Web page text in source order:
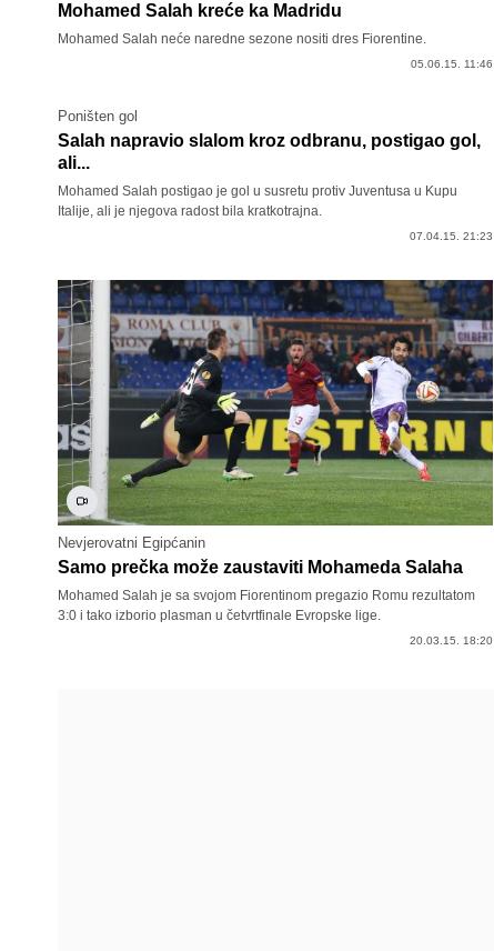
Mohamed Salah kreće ka Madridu
Mohamed Salah neće naredne sezone nositi dres Fiorentine.
05.06.15. 11:46
Poništen gol
Salah napravio slalom kroz odbranu, postigao gol,
ali...
Mohamed Salah postigao je gol u susretu protiv Juventusa u Kupu
Italije, ali je njegova radost bila kratkotrajna.
07.04.15. 21:23
Nevjerovatni Egipćanin
Samo prečka može zaustaviti Mohameda Salaha
Mohamed Salah je sa svojom Fiorentinom pregazio Romu rezultatom
3:0 i tako izborio plasman u četvrtfinale Evropske lige.
20.03.15. 18:20